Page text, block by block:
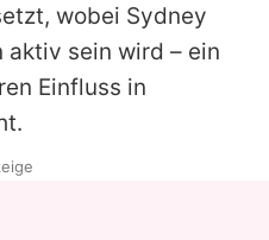
wobei Sydney
aktiv sein wird – ein
Einfluss in